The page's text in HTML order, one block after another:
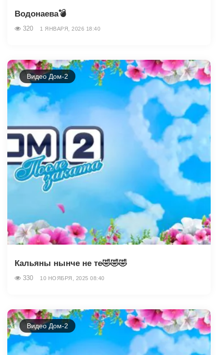
Водонаева💣
320 1 ЯНВАРЯ, 2026 18:40
Видео Дом-2
Кальяны нынче не те🤣🤣🤣
330 10 НОЯБРЯ, 2025 08:40
Видео Дом-2